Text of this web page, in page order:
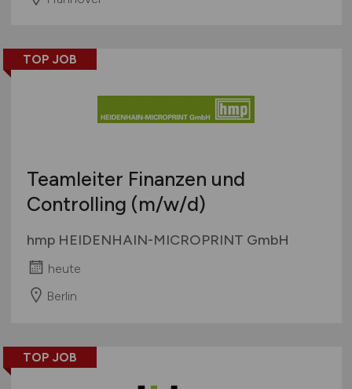
TOP JOB
Teamleiter Finanzen und
Controlling (m/w/d)
hmp HEIDENHAIN-MICROPRINT GmbH
heute
Berlin
TOP JOB